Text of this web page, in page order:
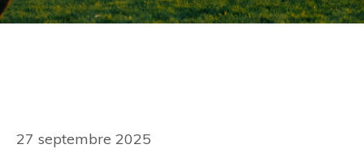
27 septembre 2025